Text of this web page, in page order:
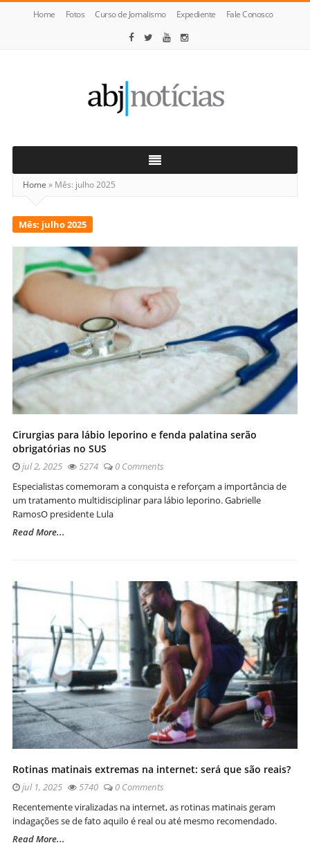
Home Fotos Curso de Jornalismo Expediente Fale Conosco
Notícias
Home » Mês: julho 2025
Mês: julho 2025
Cirurgias para lábio leporino e fenda palatina serão
obrigatórias no SUS
jul 2, 2025 5274
0 Comments
Especialistas comemoram a conquista e reforçam a importância de
um tratamento multidisciplinar para lábio leporino. Gabrielle
RamosO presidente Lula
Read More...
Rotinas matinais extremas na internet: será que são reais?
jul 1, 2025 5740
0 Comments
Recentemente viralizadas na internet, as rotinas matinais geram
indagações se de fato aquilo é real ou até mesmo recomendado.
Read More...